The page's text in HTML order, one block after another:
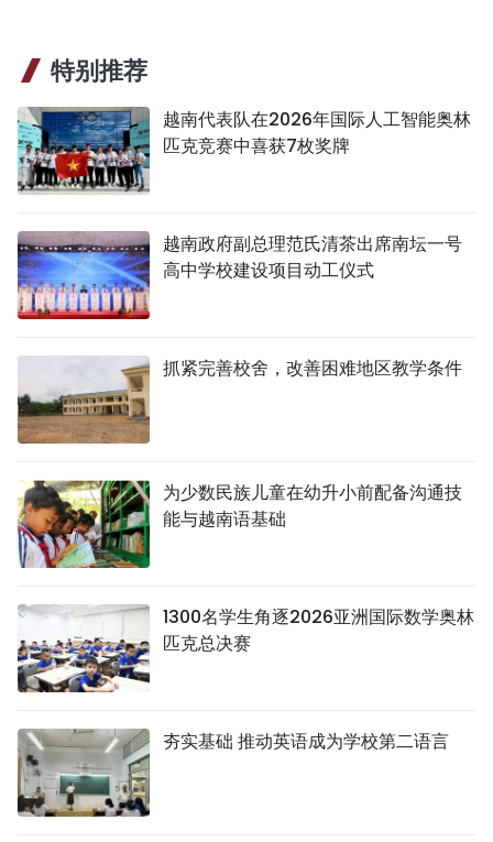
特别推荐
越南代表队在2026年国际人工智能奥林
匹克竞赛中喜获7枚奖牌
越南政府副总理范氏清茶出席南坛一号
高中学校建设项目动工仪式
抓紧完善校舍，改善困难地区教学条件
为少数民族儿童在幼升小前配备沟通技
能与越南语基础
1300名学生角逐2026亚洲国际数学奥林
匹克总决赛
夯实基础 推动英语成为学校第二语言